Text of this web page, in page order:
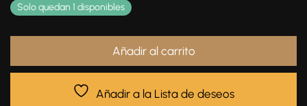
Solo quedan 1 disponibles
Añadir al carrito
Añadir a la Lista de deseos